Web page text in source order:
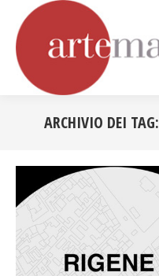
ARCHIVIO DEI TAG: